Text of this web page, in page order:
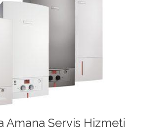
Amana Servis Hizmeti